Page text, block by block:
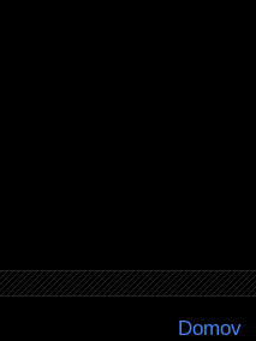
Domov